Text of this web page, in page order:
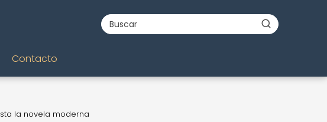
Contacto
la novela moderna